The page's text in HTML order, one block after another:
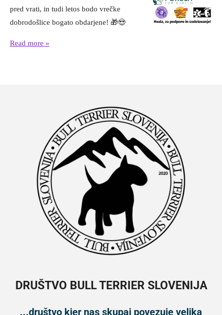
pred vrati, in tudi letos bodo vrečke
dobrodošlice bogato obdarjene! 🎁😍
Read more »
DRUŠTVO BULL TERRIER SLOVENIJA
...društvo kjer nas skupaj povezuje velika